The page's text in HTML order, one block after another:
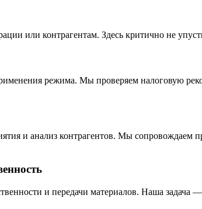
или контрагентам. Здесь критично не
режима. Мы проверяем налоговую
и анализ контрагентов. Мы сопровождаем
и передачи материалов. Наша